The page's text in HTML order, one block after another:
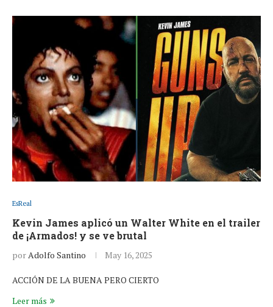
EsReal
Kevin James aplicó un Walter White en el trailer
de ¡Armados! y se ve brutal
porAdolfo Santino May 16, 2025
ACCIÓN DE LA BUENA PERO CIERTO
Leer más